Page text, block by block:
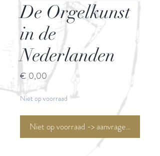
De Orgelkunst
in de
Nederlanden
€ 0,00Prijs
Niet op voorraad
Niet op voorraad -> aanvragen <-